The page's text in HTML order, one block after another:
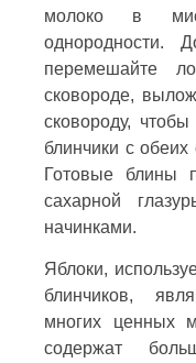
молоко в
однородности.
перемешайте
сковороде,
сковороду,
блинчики с обеих
Готовые блины
сахарной
начинками.
Яблоки,
блинчиков,
многих ценных
содержат